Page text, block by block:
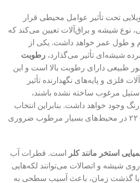
تحت تأثیر عوامل محیطی قرار
نوع شیشه و یراق‌آلات تعیین می‌کند که
و طول عمر خواهد داشت. یکی از
شیشه‌ای تأثیر می‌گذارد، رطوبت
طبیعی دارای رطوبت بالا است و این
فلزی و پایه‌های نگهدارنده تأثیر
استیل مرغوب ساخته نشده باشند،
وجود خواهد داشت. بنابراین انتخاب
پایه‌های استیل ۳۱۶ یا ۲۲۰۵ در محیط‌های بسیار مرطوب ضروری
استخر مانند کلر
است. قطرات آب
شیشه و اتصالات می‌توانند لکه‌هایی
با گذشت زمان، باعث آسیب سطحی به